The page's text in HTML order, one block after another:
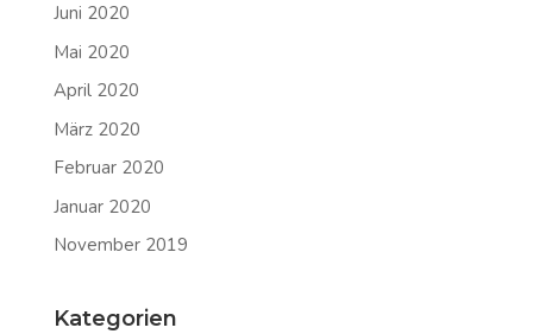
Juni 2020
Mai 2020
April 2020
März 2020
Februar 2020
Januar 2020
November 2019
Kategorien